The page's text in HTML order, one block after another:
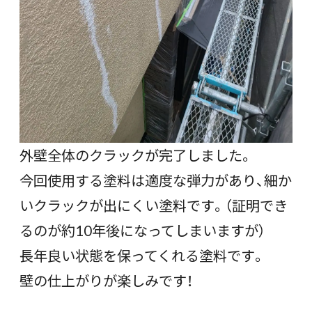
外壁全体のクラックが完了しました。
今回使用する塗料は適度な弾力があり、細か
いクラックが出にくい塗料です。（証明でき
るのが約10年後になってしまいますが）
長年良い状態を保ってくれる塗料です。
壁の仕上がりが楽しみです！